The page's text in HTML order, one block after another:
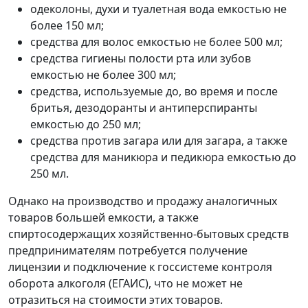
одеколоны, духи и туалетная вода емкостью не
более 150 мл;
средства для волос емкостью не более 500 мл;
средства гигиены полости рта или зубов
емкостью не более 300 мл;
средства, используемые до, во время и после
бритья, дезодоранты и антиперспиранты
емкостью до 250 мл;
средства против загара или для загара, а также
средства для маникюра и педикюра емкостью до
250 мл.
Однако на производство и продажу аналогичных
товаров большей емкости, а также
спиртосодержащих хозяйственно-бытовых средств
предпринимателям потребуется получение
лицензии и подключение к госсистеме контроля
оборота алкоголя (ЕГАИС), что не может не
отразиться на стоимости этих товаров.